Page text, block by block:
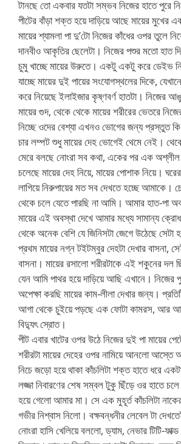
টানছে তো একবার যতটা সম্ভব নিজের হাতে পুরে
পীটের বাঁড়া শক্ত হয়ে দাড়িয়ে আছে মায়ের মুখের
মায়ের শ্যামলা পা দু’টো নিজের কাঁধের ওপর তুলে
দানবীও আকৃতির ছেলেটা। নিজের পশুর মতো হাত
চুমু খাচ্ছে মায়ের উরুতে। একটু একটু করে ডেইভ
যাচ্ছে মায়ের দুই পায়ের সংযোগস্থলের দিকে,
করে নিয়েছে ইলাইজার কৃষ্ণবর্ণ হাতটা। নিজের
মায়ের গুদ, থেকে থেকে মায়ের শরীরের ভেতরে
নিচ্ছে ওদের বেশ্যা এখনও ভোগের জন্য প্রস্তুত
চার লম্পট শুধু মায়ের দেহ ভোগেই থেমে নেই।
মেরে বলছে নোংরা সব কথা, একের পর এক
চলেছে মায়ের দেহ নিয়ে, মায়ের পোশাক নিয়ে।
লাগিয়ে নিরুপায়ের মত সব দেখতে হচ্ছে আমাকে।
থেকে চলে যেতে পারছি না আমি। আমার হাত-পা
মায়ের এই অবস্থা দেখে আমার মধ্যে সামান্য
থেকে অনেক বেশি যে জিনিসটা জেগে উঠেছে সেটা
প্রথম মায়ের নগ্ন টইটম্বুর দেহটা দেখার বাসনা,
বাসনা। মায়ের রসালো শরীরটাকে এই শকুনের দল
যেন আমি পাথর হয়ে দাড়িয়ে আছি এখানে। নিজের
অপেক্ষা করছি মায়ের কাম-লীলা দেখার জন্য।
আগা থেকে চুইয়ে পড়ছে এক ফোটা কামরস, আর
বিদ্যুৎ স্রোত।
পীট এবার খাটের ওপর উঠে নিজের দুই পা মায়ের
শরীরটা মায়ের দেহের ওপর নামিয়ে আনলো আস্তে
নিচে জড়ো হয়ে থাকা কাঁচলিটা শক্ত হাতে ধরে
লজ্জা নিবারণের শেষ সম্বল টুকু ছিঁড়ে ওর হাতে
হয়ে গেলো আমার মা। সে এক মুহূর্ত কাঁচলিটা
গভীর নিশ্বাস নিলো। বক্ষবন্ধনীর লেবেল টা
নোংরা হাসি খেলিয়ে বললো, ড্যাম, নেভার টিটি-ফাক্ড